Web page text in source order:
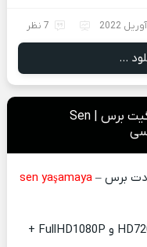
7 نظر
...
دانلود فیلم سینمایی تو به زندگیت برس | Sen
برس –sen yaşamaya
با سه کیفیت متفاوت HQ480P و HD720P و FullHD1080P +